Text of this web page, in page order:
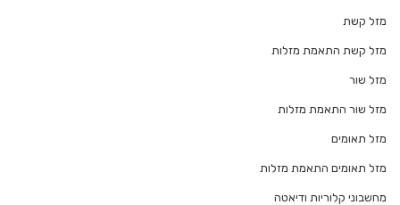
מזל קשת
מזל קשת התאמת מזלות
מזל שור
מזל שור התאמת מזלות
מזל תאומים
מזל תאומים התאמת מזלות
מחשבוני קלוריות ודיאטה